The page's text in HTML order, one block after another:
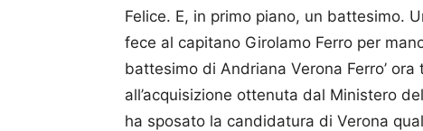
Felice. E, in primo piano, un battesimo.
fece al capitano Girolamo Ferro per
battesimo di Andriana Verona Ferro’
all’acquisizione ottenuta dal Ministero
ha sposato la candidatura di Verona